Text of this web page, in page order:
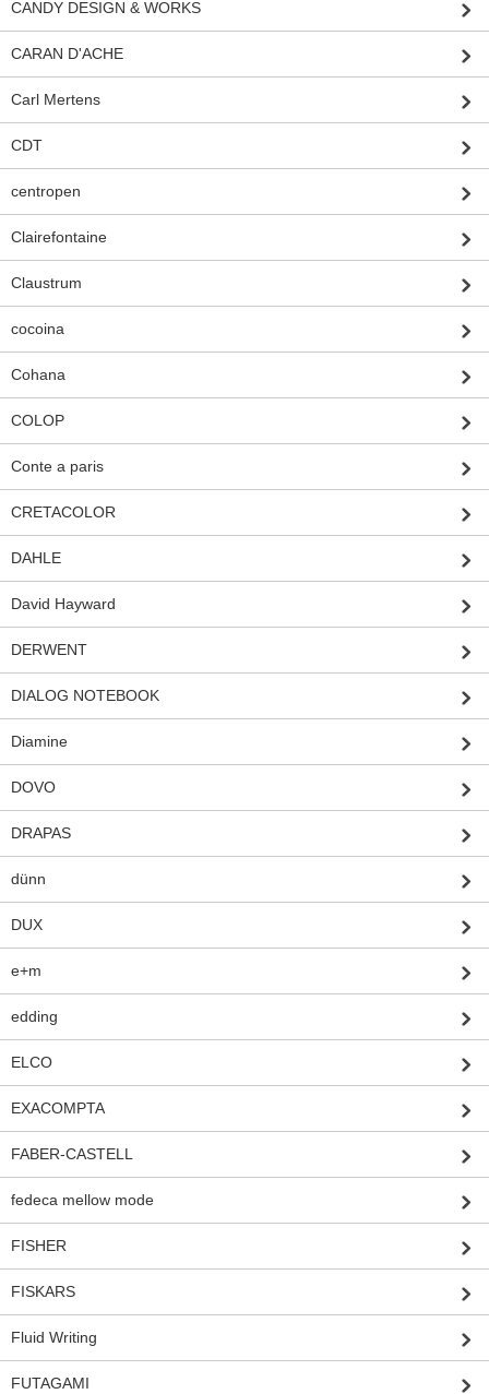
CANDY DESIGN & WORKS
CARAN D'ACHE
Carl Mertens
CDT
centropen
Clairefontaine
Claustrum
cocoina
Cohana
COLOP
Conte a paris
CRETACOLOR
DAHLE
David Hayward
DERWENT
DIALOG NOTEBOOK
Diamine
DOVO
DRAPAS
dünn
DUX
e+m
edding
ELCO
EXACOMPTA
FABER-CASTELL
fedeca mellow mode
FISHER
FISKARS
Fluid Writing
FUTAGAMI